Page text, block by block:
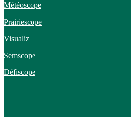
Météoscope
Prairiescope
Visualiz
Semscope
Défiscope